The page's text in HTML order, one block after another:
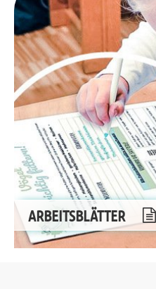
ARBEITSBLÄTTER